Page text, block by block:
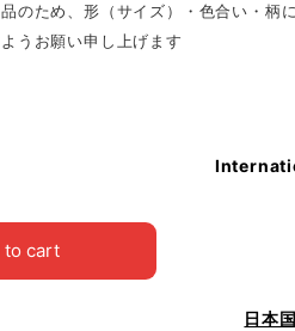
のため、形（サイズ）・色合い・柄
うお願い申し上げます
to cart
日本